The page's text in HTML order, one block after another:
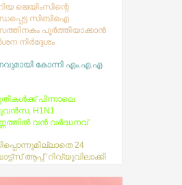
കോന്നി എം.എ.എ
H1N1
വൻ വർദ്ധനവ്
24
ആപ്പ് ‘റിവ്യൂവിലാക്കി
മാറ്റിവച്ചു
സതീശൻ